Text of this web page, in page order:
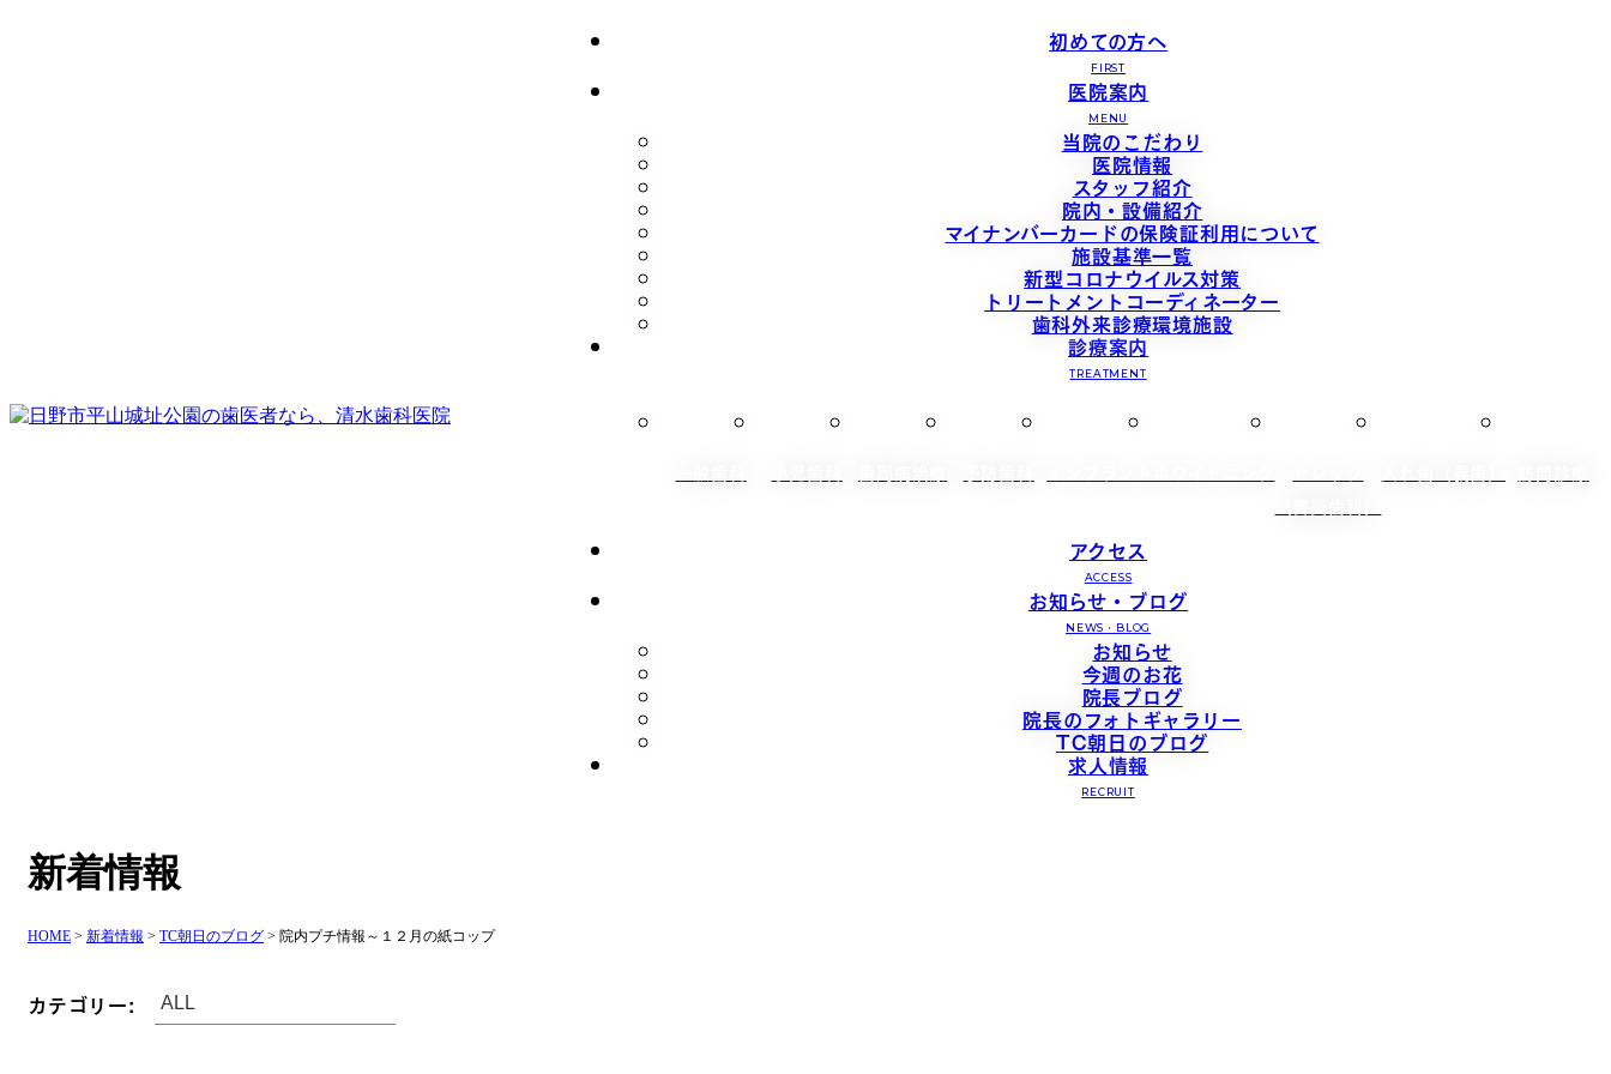
初めての方へ
FIRST
医院案内
MENU
当院のこだわり
医院情報
スタッフ紹介
院内・設備紹介
マイナンバーカードの保険証利用について
施設基準一覧
新型コロナウイルス対策
トリートメントコーディネーター
歯科外来診療環境施設
診療案内
TREATMENT
アクセス
ACCESS
お知らせ・ブログ
NEWS・BLOG
お知らせ
今週のお花
院長ブログ
院長のフォトギャラリー
TC朝日のブログ
求人情報
RECRUIT
新着情報
HOME > 新着情報 > TC朝日のブログ > 院内プチ情報～１２月の紙コップ
カテゴリー: